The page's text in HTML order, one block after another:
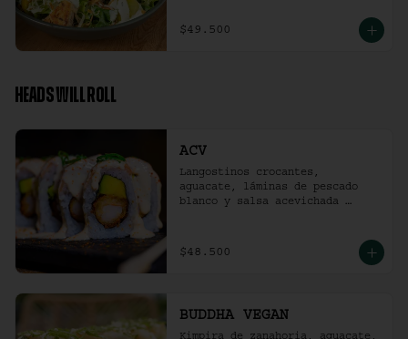
$49.500
HEADS WILL ROLL
ACV
Langostinos crocantes,
aguacate, láminas de pescado
blanco y salsa acevichada
$48.500
BUDDHA VEGAN